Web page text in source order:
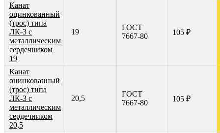
Канат
оцинкованный
(трос) типа
ЛК-3 с
металлическим
сердечником
19
19
ГОСТ
7667-80
105 ₽
Канат
оцинкованный
(трос) типа
ЛК-3 с
металлическим
сердечником
20,5
20,5
ГОСТ
7667-80
105 ₽